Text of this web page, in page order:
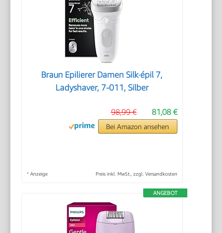
Braun Epilierer Damen Silk·épil 7,
Ladyshaver, 7-011, Silber
81,08 €
98,99 €
Bei Amazon ansehen
* Anzeige Preis inkl. MwSt., zzgl. Versandkosten
ANGEBOT